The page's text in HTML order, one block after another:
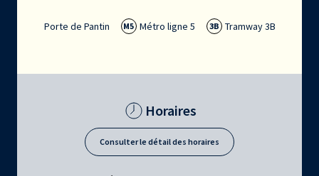
Porte de Pantin M5 Métro ligne 5 3B Tramway 3B
Horaires
Consulter le détail des horaires